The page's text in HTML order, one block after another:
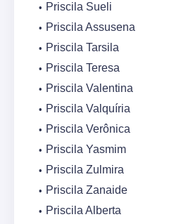
Priscila Sueli
Priscila Assusena
Priscila Tarsila
Priscila Teresa
Priscila Valentina
Priscila Valquíria
Priscila Verônica
Priscila Yasmim
Priscila Zulmira
Priscila Zanaide
Priscila Alberta